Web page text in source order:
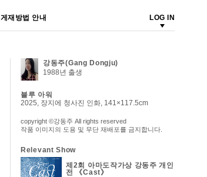
게재방법 안내 LOG IN
강동주(Gang Dongju)
1988년 출생
블루 아워
2025, 장지에 청사진 인화, 141×117.5cm
copyright ©강동주 All rights reserved
작품 이미지의 도용 및 무단 재배포를 금지합니다.
Relevant Show
제2회 아마도작가상 강동주 개인
전 《Cast》